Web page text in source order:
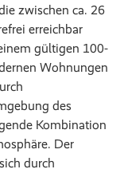
zwischen ca. 26
erreichbar
gültigen 100-
Wohnungen
des
Kombination
Der
durch